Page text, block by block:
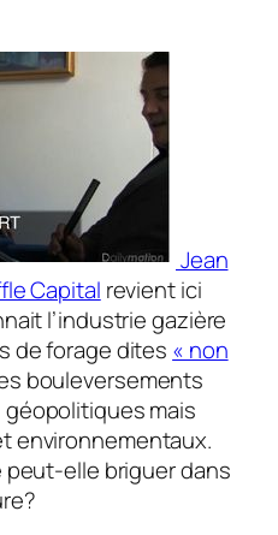
Jean
Capital revient ici
l’industrie gazière
de forage dites « non
bouleversements
mais
environnementaux.
peut-elle briguer dans